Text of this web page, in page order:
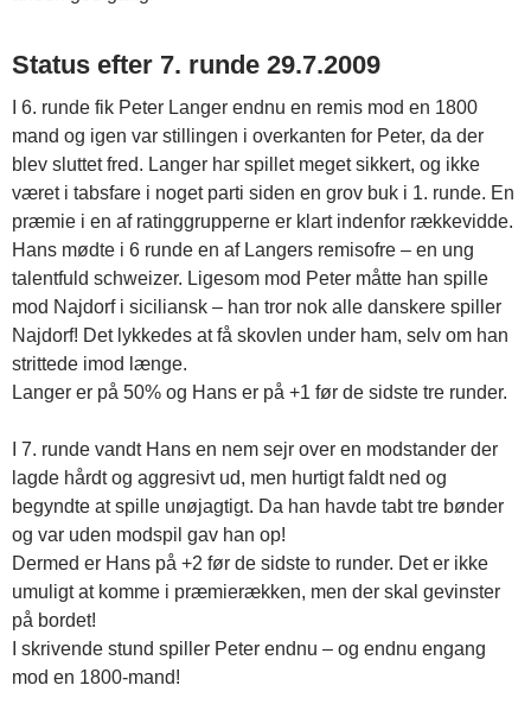
Status efter 7. runde 29.7.2009
I 6. runde fik Peter Langer endnu en remis mod en 1800
mand og igen var stillingen i overkanten for Peter, da der
blev sluttet fred. Langer har spillet meget sikkert, og ikke
været i tabsfare i noget parti siden en grov buk i 1. runde. En
præmie i en af ratinggrupperne er klart indenfor rækkevidde.
Hans mødte i 6 runde en af Langers remisofre – en ung
talentfuld schweizer. Ligesom mod Peter måtte han spille
mod Najdorf i siciliansk – han tror nok alle danskere spiller
Najdorf! Det lykkedes at få skovlen under ham, selv om han
strittede imod længe.
Langer er på 50% og Hans er på +1 før de sidste tre runder.
I 7. runde vandt Hans en nem sejr over en modstander der
lagde hårdt og aggresivt ud, men hurtigt faldt ned og
begyndte at spille unøjagtigt. Da han havde tabt tre bønder
og var uden modspil gav han op!
Dermed er Hans på +2 før de sidste to runder. Det er ikke
umuligt at komme i præmierækken, men der skal gevinster
på bordet!
I skrivende stund spiller Peter endnu – og endnu engang
mod en 1800-mand!